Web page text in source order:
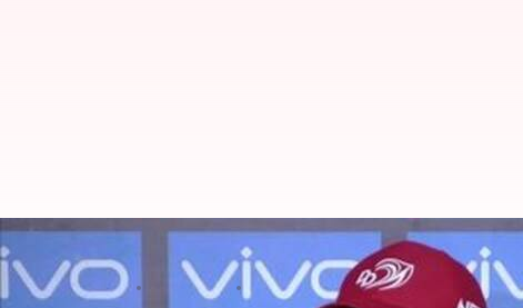
दिग्गज कोच प्रवीण आमरे बोले- विराट
लेखन मोहम्मद वाहिद Nov 12, 2019 03:54 pm